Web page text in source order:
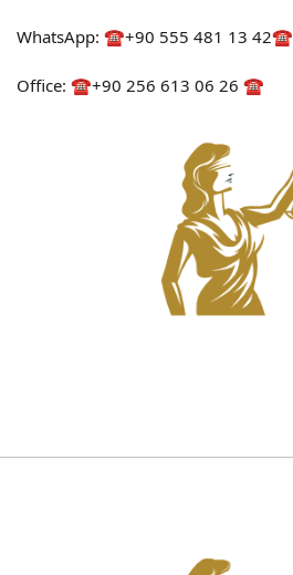
WhatsApp: ☎️+90 555 481 13 42☎️
Office: ☎️+90 256 613 06 26 ☎️